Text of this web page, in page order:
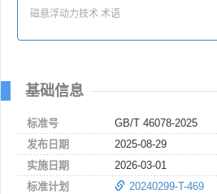
磁悬浮动力技术 术语
基础信息
标准号
GB/T 46078-2025
发布日期
2025-08-29
实施日期
2026-03-01
标准计划
20240299-T-469